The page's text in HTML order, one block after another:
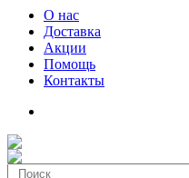
О нас
Доставка
Акции
Помощь
Контакты